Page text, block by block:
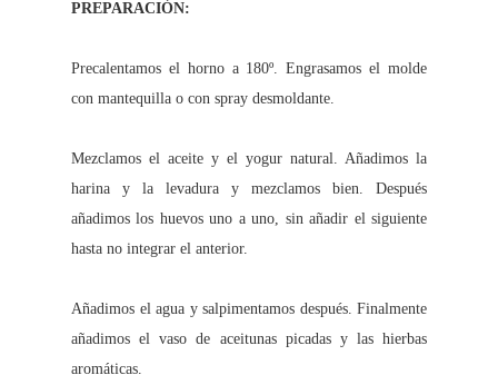
PREPARACIÓN:
Precalentamos el horno a 180º. Engrasamos el molde
con mantequilla o con spray desmoldante.
Mezclamos el aceite y el yogur natural. Añadimos la
harina y la levadura y mezclamos bien. Después
añadimos los huevos uno a uno, sin añadir el siguiente
hasta no integrar el anterior.
Añadimos el agua y salpimentamos después. Finalmente
añadimos el vaso de aceitunas picadas y las hierbas
aromáticas.